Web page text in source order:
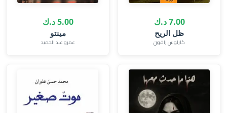
7.00 د.ك
ظل الريح
كارلوس زافون
5.00 د.ك
مينتو
عمرو عبد الحميد